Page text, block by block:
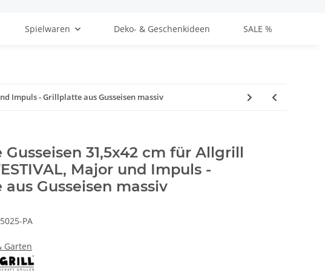
Spielwaren Deko- & Geschenkideen SALE %
Impuls - Grillplatte aus Gusseisen massiv
31,5x42 cm für Allgrill
Major und Impuls -
Gusseisen massiv
PA
Garten